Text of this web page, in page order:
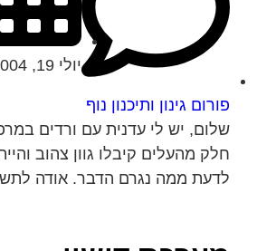
פורום גינון ותיכנון נוף
יולי 19, 2004
שלום, יש לי עדנית עם ורדים
חלק מהעלים קיבלו גוון צהוב
לדעת ממה נגרם הדבר. אודה